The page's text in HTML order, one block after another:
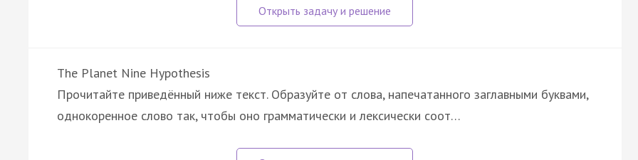
The Planet Nine Hypothesis
Прочитайте приведённый ниже текст. Образуйте от слова, напечатанного заглавными буквами,
однокоренное слово так, чтобы оно грамматически и лексически соот…